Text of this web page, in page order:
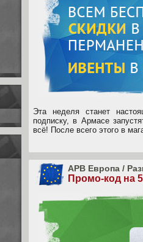
Эта неделя станет
подписку, в Армасе
всё! После всего этого в
APB Европа /
Промо-код на